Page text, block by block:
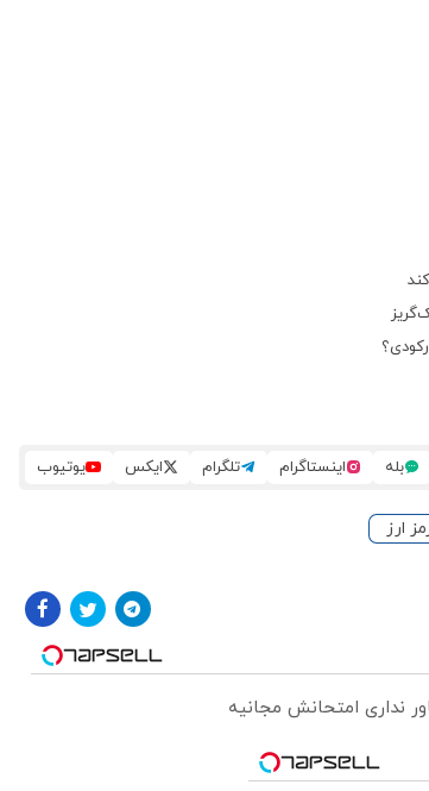
بله اینستاگرام تلگرام ایکس یوتیوب
ارز
نداری امتحانش مجانیه